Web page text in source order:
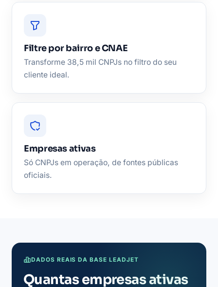
Filtre por bairro e CNAE
Transforme 38,5 mil CNPJs no filtro do seu
cliente ideal.
Empresas ativas
Só CNPJs em operação, de fontes públicas
oficiais.
DADOS REAIS DA BASE LEADJET
Quantas empresas ativas